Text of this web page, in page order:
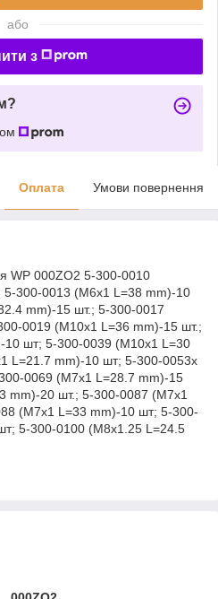
або
з
Оплата Умови повернення
WP 000ZO2 5-300-0010
300-0013 (M6x1 L=38 mm)-10
mm)-15 шт.; 5-300-0017
0019 (M10x1 L=36 mm)-15 шт.;
шт; 5-300-0039 (M10x1 L=30
L=21.7 mm)-10 шт; 5-300-0053x
0069 (M7x1 L=28.7 mm)-15
mm)-20 шт.; 5-300-0087 (M7x1
(M7x1 L=33 mm)-10 шт; 5-300-
5-300-0100 (M8x1.25 L=24.5